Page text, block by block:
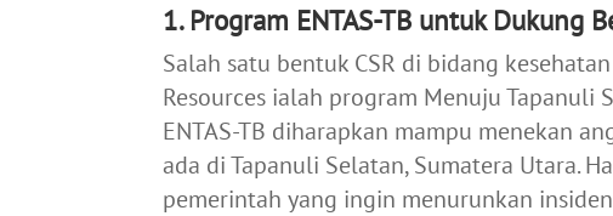
1. Program ENTAS-TB untuk Dukung
Salah satu bentuk CSR di bidang
Resources ialah program Menuju Tapanuli
ENTAS-TB diharapkan mampu menekan
ada di Tapanuli Selatan, Sumatera Utara.
pemerintah yang ingin menurunkan